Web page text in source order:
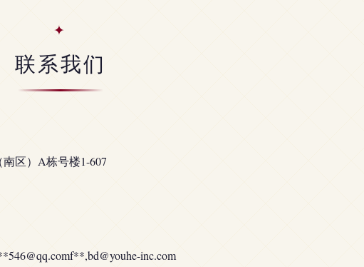
联系我们
区）A栋号楼1-607
546@qq.comf**,bd@youhe-inc.com